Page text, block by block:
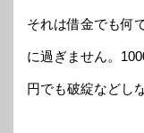
それは借金でも何
に過ぎません。
円でも破綻などし